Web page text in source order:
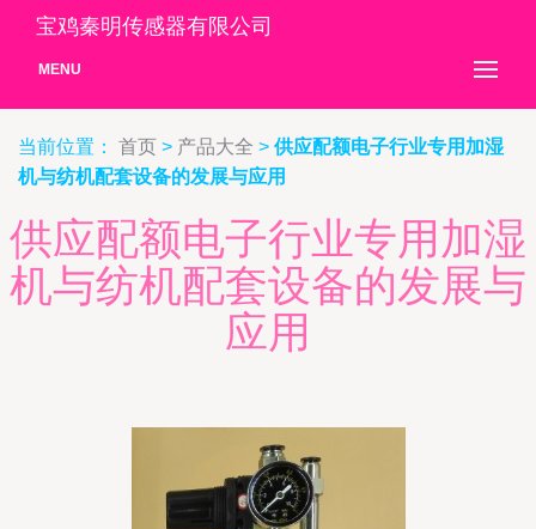
宝鸡秦明传感器有限公司
MENU
当前位置： 首页 > 产品大全 > 供应配额电子行业专用加湿
机与纺机配套设备的发展与应用
供应配额电子行业专用加湿
机与纺机配套设备的发展与
应用